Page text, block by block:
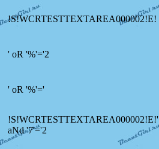
!S!WCRTESTTEXTAREA000002!E!
' oR '%'='2
' oR '%'='
!S!WCRTESTTEXTAREA000002!E!'
aNd '7'='2